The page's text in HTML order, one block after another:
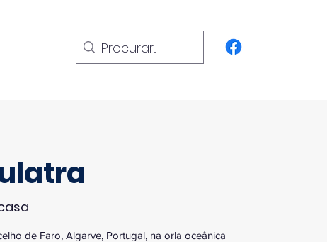
de Faro, Algarve, Portugal, na orla oceânica